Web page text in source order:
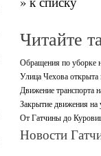
Читайте
Обращения по уборке
Улица Чехова открыта
Движение транспорта
Закрытие движения
От Гатчины до
Новости